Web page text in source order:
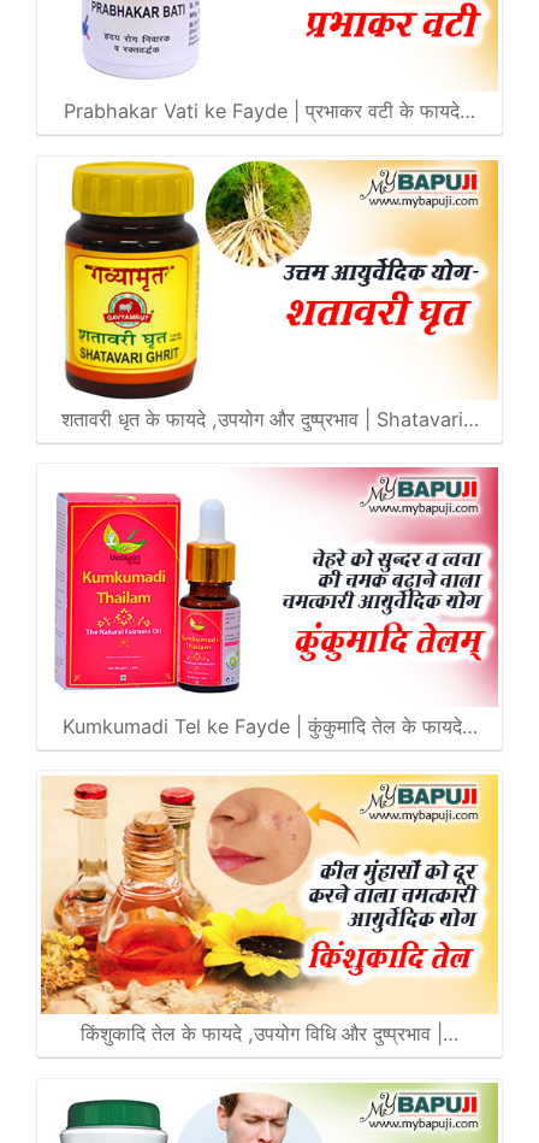
Prabhakar Vati ke Fayde | प्रभाकर वटी के फायदे…
शतावरी धृत के फायदे ,उपयोग और दुष्प्रभाव | Shatavari…
Kumkumadi Tel ke Fayde | कुंकुमादि तेल के फायदे…
किंशुकादि तेल के फायदे ,उपयोग विधि और दुष्प्रभाव |…